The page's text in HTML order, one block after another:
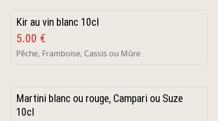
Kir au vin blanc 10cl
5.00 €
Pêche, Framboise, Cassis ou Mûre
Martini blanc ou rouge, Campari ou Suze
10cl